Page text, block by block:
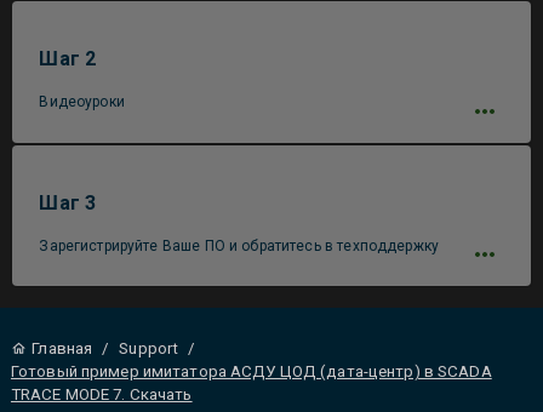
Шаг 2
Видеоуроки
Шаг 3
Зарегистрируйте Ваше ПО и обратитесь в техподдержку
Главная / Support /
Готовый пример имитатора АСДУ ЦОД (дата-центр) в SCADA
TRACE MODE 7. Скачать